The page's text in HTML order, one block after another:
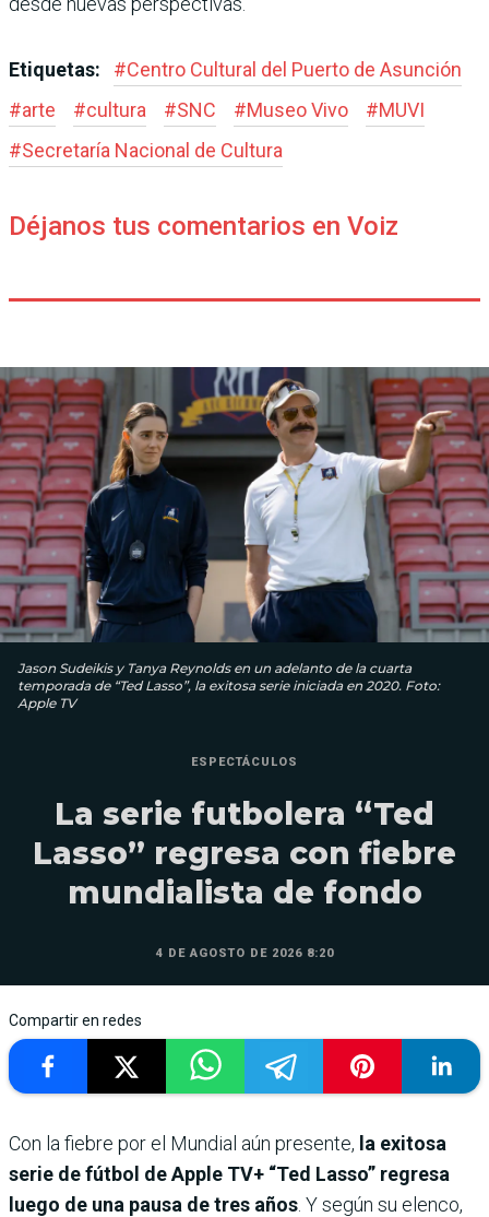
Etiquetas: #Centro Cultural del Puerto de Asunción
#arte #cultura #SNC #Museo Vivo #MUVI
#Secretaría Nacional de Cultura
Déjanos tus comentarios en Voiz
Jason Sudeikis y Tanya Reynolds en un adelanto de la cuarta
temporada de “Ted Lasso”, la exitosa serie iniciada en 2020. Foto:
Apple TV
ESPECTÁCULOS
La serie futbolera “Ted
Lasso” regresa con fiebre
mundialista de fondo
4 DE AGOSTO DE 2026 8:20
Compartir en redes
Con la fiebre por el Mundial aún presente, la exitosa
serie de fútbol de Apple TV+ “Ted Lasso” regresa
luego de una pausa de tres años . Y según su elenco,